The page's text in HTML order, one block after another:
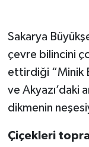
Sakarya
çevre bilincini
ettirdiği “Minik
ve Akyazı’daki
dikmenin
Çiçekleri